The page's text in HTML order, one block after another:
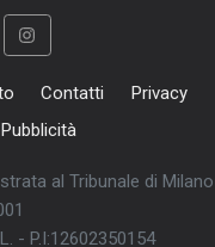
Contatti
Privacy
Pubblicità
al Tribunale di Milano
- P.I:12602350154